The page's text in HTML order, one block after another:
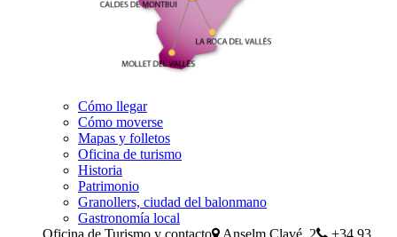
Cómo llegar
Cómo moverse
Mapas y folletos
Oficina de turismo
Historia
Patrimonio
Granollers, ciudad del balonmano
Gastronomía local